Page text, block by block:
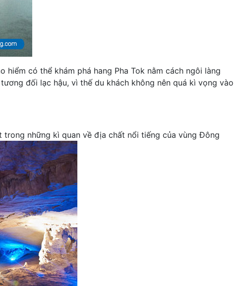
có thể khám phá hang Pha Tok nằm cách ngôi làng
đối lạc hậu, vì thế du khách không nên quá kì vọng vào
trong những kì quan về địa chất nổi tiếng của vùng Đông